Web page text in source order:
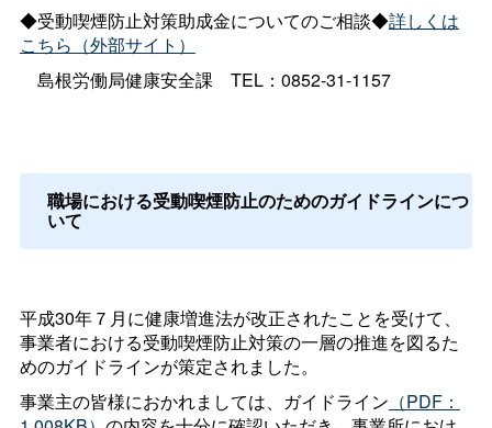
◆受動喫煙防止対策助成金についてのご相談◆詳しくは
こちら（外部サイト）
島根労働局健康安全課 TEL：0852-31-1157
職場における受動喫煙防止のためのガイドラインにつ
いて
平成30年７月に健康増進法が改正されたことを受けて、
事業者における受動喫煙防止対策の一層の推進を図るた
めのガイドラインが策定されました。
事業主の皆様におかれましては、ガイドライン （PDF：